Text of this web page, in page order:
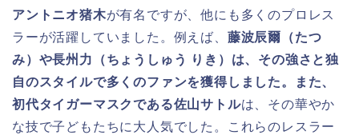
アントニオ猪木が有名ですが、他にも多くのプロレス
ラーが活躍していました。例えば、 藤波辰爾（たつ
み） や長州力（ちょうしゅう りき） は、その強さと独
自のスタイルで多くのファンを獲得しました。また、
初代タイガーマスクである佐山サトルは、その華やか
な技で子どもたちに大人気でした。これらのレスラー